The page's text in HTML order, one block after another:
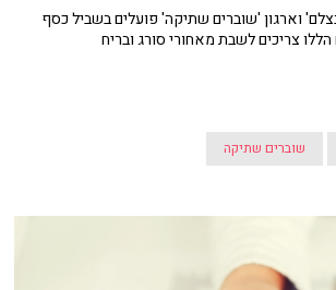
וארגון 'שוברים שתיקה' פועלים בשביל כסף
צריכים לשבת מאחורי סורג ובריח
שוברים שתיקה